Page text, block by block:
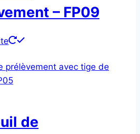
– FP09
de